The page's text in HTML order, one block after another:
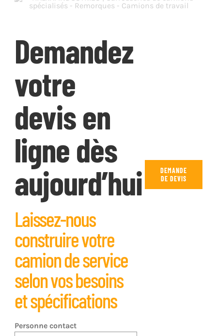
Demandez
votre
devis en
ligne dès
aujourd’hui
Laissez-nous
construire votre
camion de service
selon vos besoins
et spécifications
Personne contact
DEMANDE
DE DEVIS